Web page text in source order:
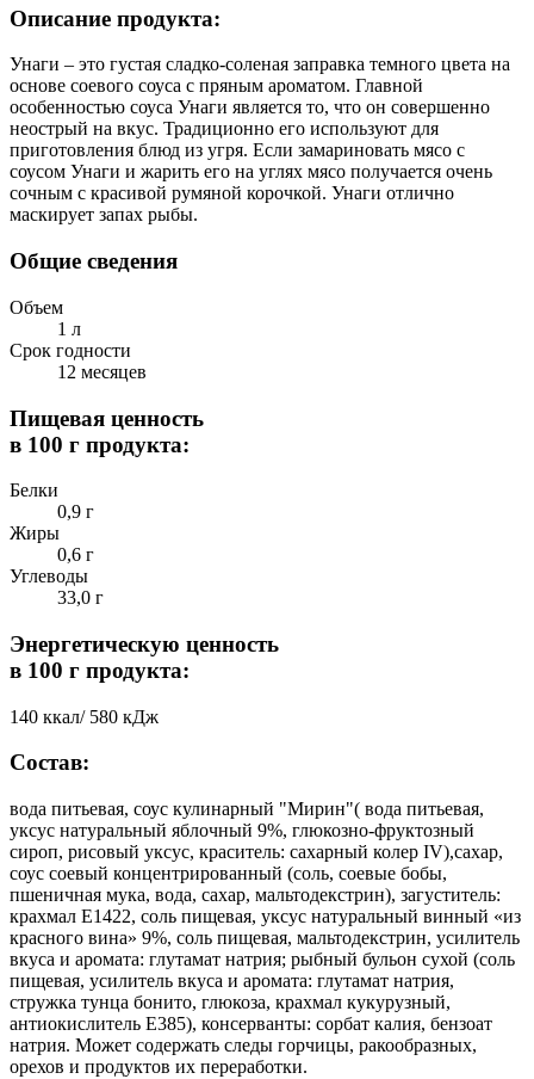
Описание продукта:
Унаги – это густая сладко-соленая заправка темного цвета на
основе соевого соуса с пряным ароматом. Главной
особенностью соуса Унаги является то, что он совершенно
неострый на вкус. Традиционно его используют для
приготовления блюд из угря. Если замариновать мясо с
соусом Унаги и жарить его на углях мясо получается очень
сочным с красивой румяной корочкой. Унаги отлично
маскирует запах рыбы.
Общие сведения
Объем
1 л
Срок годности
12 месяцев
Пищевая ценность
в 100 г продукта:
Белки
0,9 г
Жиры
0,6 г
Углеводы
33,0 г
Энергетическую ценность
в 100 г продукта:
140 ккал/ 580 кДж
Состав:
вода питьевая, соус кулинарный "Мирин"( вода питьевая,
уксус натуральный яблочный 9%, глюкозно-фруктозный
сироп, рисовый уксус, краситель: сахарный колер IV),сахар,
соус соевый концентрированный (соль, соевые бобы,
пшеничная мука, вода, сахар, мальтодекстрин), загуститель:
крахмал Е1422, соль пищевая, уксус натуральный винный «из
красного вина» 9%, соль пищевая, мальтодекстрин, усилитель
вкуса и аромата: глутамат натрия; рыбный бульон сухой (соль
пищевая, усилитель вкуса и аромата: глутамат натрия,
стружка тунца бонито, глюкоза, крахмал кукурузный,
антиокислитель Е385), консерванты: сорбат калия, бензоат
натрия. Может содержать следы горчицы, ракообразных,
орехов и продуктов их переработки.